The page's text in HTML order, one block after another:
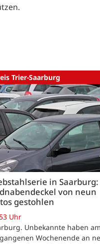
Trier-Saarburg
in Saarburg:
von neun
gestohlen
Uhr
Unbekannte haben am
Wochenende an